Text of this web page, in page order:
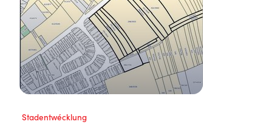
Stadentwécklung